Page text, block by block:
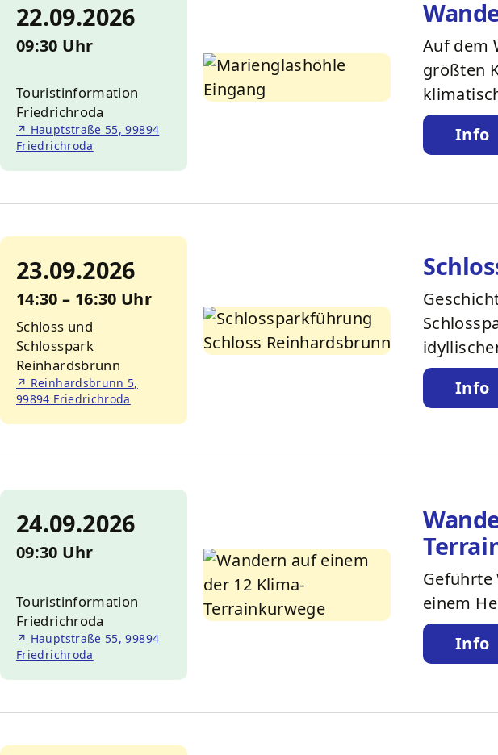
22.09.2026
09:30 Uhr
Touristinformation
Friedrichroda
↗ Hauptstraße 55, 99894
Friedrichroda
Auf dem
größten
Info
23.09.2026
14:30 – 16:30 Uhr
Schloss und
Schlosspark
Reinhardsbrunn
↗ Reinhardsbrunn 5,
99894 Friedrichroda
Info
24.09.2026
09:30 Uhr
Touristinformation
Friedrichroda
↗ Hauptstraße 55, 99894
Friedrichroda
Geführte
einem
Info